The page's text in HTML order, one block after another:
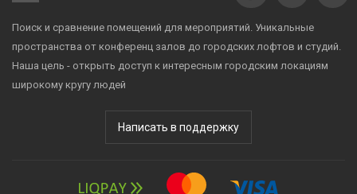
Поиск и сравнение помещений для мероприятий. Уникальные
пространства от конференц залов до городских лофтов и студий.
Наша цель - открыть доступ к интересным городским локациям
широкому кругу людей
Написать в поддержку